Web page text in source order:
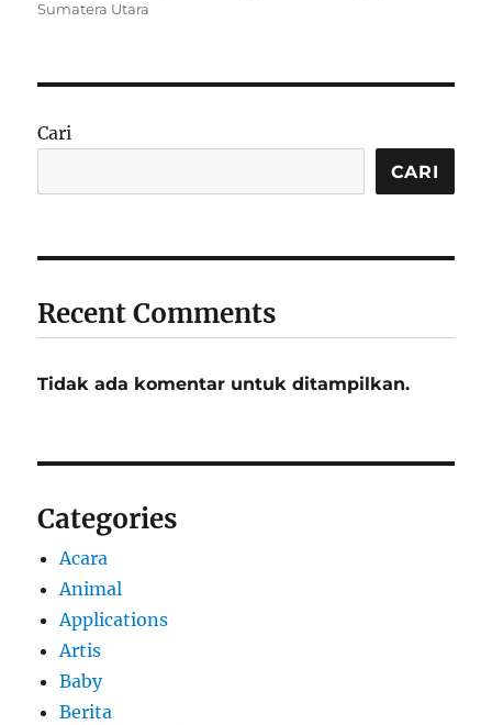
Sumatera Utara
Cari
CARI
Recent Comments
Tidak ada komentar untuk ditampilkan.
Categories
Acara
Animal
Applications
Artis
Baby
Berita